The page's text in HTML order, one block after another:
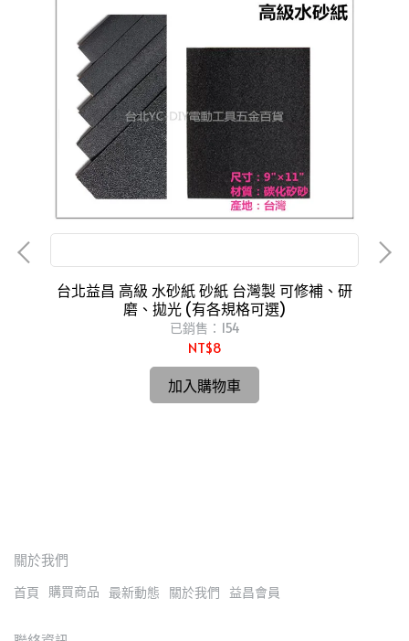
台北益昌 高級 水砂紙 砂紙 台灣製 可修補、研
磨、拋光 (有各規格可選)
已銷售：154
NT$8
加入購物車
關於我們
首頁 購買商品 最新動態 關於我們 益昌會員